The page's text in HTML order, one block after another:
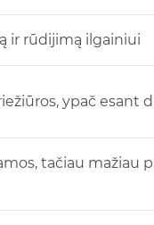
ir rūdijimą ilgainiui
ypač esant
tačiau mažiau